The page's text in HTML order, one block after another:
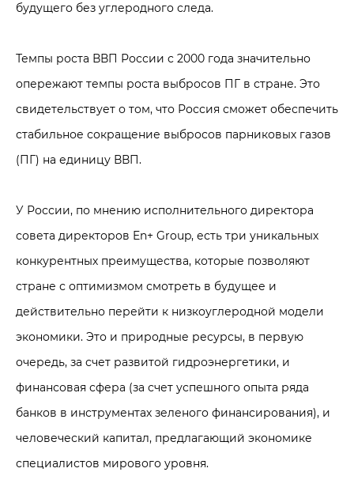
будущего без углеродного следа.
Темпы роста ВВП России с 2000 года значительно
опережают темпы роста выбросов ПГ в стране. Это
свидетельствует о том, что Россия сможет обеспечить
стабильное сокращение выбросов парниковых газов
(ПГ) на единицу ВВП.
У России, по мнению исполнительного директора
совета директоров En+ Group, есть три уникальных
конкурентных преимущества, которые позволяют
стране с оптимизмом смотреть в будущее и
действительно перейти к низкоуглеродной модели
экономики. Это и природные ресурсы, в первую
очередь, за счет развитой гидроэнергетики, и
финансовая сфера (за счет успешного опыта ряда
банков в инструментах зеленого финансирования), и
человеческий капитал, предлагающий экономике
специалистов мирового уровня.